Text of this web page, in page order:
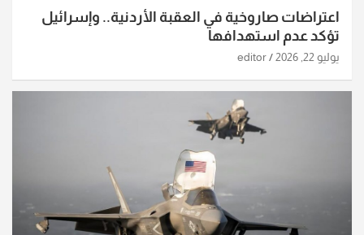
اعتراضات صاروخية في العقبة الأردنية.. وإسرائيل
تؤكد عدم استهدافها
يوليو 22, 2026 editor